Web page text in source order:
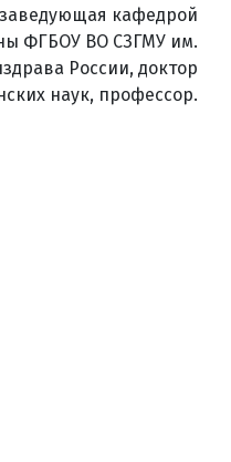
заведующая кафедрой
ФГБОУ ВО СЗГМУ им.
России, доктор
наук, профессор.